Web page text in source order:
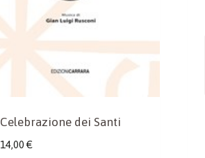
Celebrazione dei Santi
14,00 €